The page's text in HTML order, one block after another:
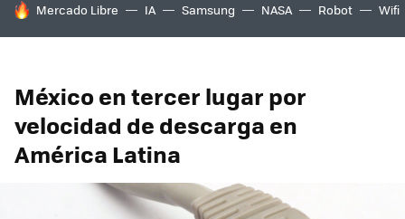
HOY SE HABLA DE
Mercado Libre IA Samsung NASA Robot Wifi
México en tercer lugar por
velocidad de descarga en
América Latina